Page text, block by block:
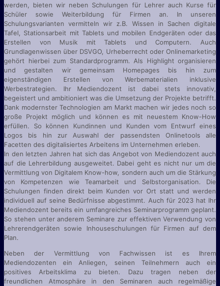
werden, bieten wir neben Schulungen für Lehrer auch Kurse für
Schüler sowie Weiterbildung für Firmen an. In unseren
Schulungsvarianten vermitteln wir z.B. Wissen in Sachen digitale
Tafel, Stationsarbeit mit Tablets und mobilen Endgeräten oder das
Erstellen von Musik mit Tablets und Computern. Auch
Grundlagenwissen über DSVGO, Urheberrecht oder Onlinemarketing
gehört hierbei zum Standardprogramm. Als Highlight organisieren
und gestalten wir gemeinsam Homepages bis hin zum
eigenständigen Erstellen von Werbematerialien inklusive
Werbestrategien. Ihr Mediendozent ist dabei stets innovativ,
begeistert und ambitioniert was die Umsetzung der Projekte betrifft.
Dank modernster Technologien am Markt machen wir jedes noch so
große Projekt möglich und können es mit neuestem Know-How
erfüllen. So können Kundinnen und Kunden vom Entwurf eines
Logos bis hin zur Auswahl der passendsten Onlinetools alle
Facetten des digitalisiertes Arbeitens im Unternehmen erleben.
In den letzten Jahren hat sich das Angebot von Mediendozent auch
auf die Lehrerbildung ausgeweitet. Dabei geht es nicht nur um die
Vermittlung von Digitalem Know-how, sondern auch um die Stärkung
von Kompetenzen wie Teamarbeit und Selbstorganisation. Die
Schulungen finden direkt beim Kunden vor Ort statt und werden
individuell auf seine Bedürfnisse abgestimmt. Auch für 2023 hat Ihr
Mediendozent bereits ein umfangreiches Seminarprogramm geplant.
So stehen unter anderem Seminare zur effektiven Verwendung von
Lehrerendgeräten sowie Inhouseschulungen für Firmen auf dem
Plan.
Neben der Vermittlung von Fachwissen ist es Ihrem
Mediendozenten ein Anliegen, seinen Teilnehmern auch ein
positives Arbeitsklima zu bieten. Dazu tragen neben der
freundlichen Atmosphäre in den Seminaren auch regelmäßige